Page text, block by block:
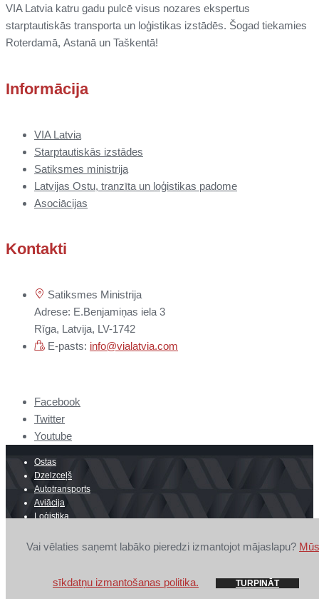
VIA Latvia katru gadu pulcē visus nozares ekspertus
starptautiskās transporta un loģistikas izstādēs. Šogad tiekamies
Roterdamā, Astanā un Taškentā!
Informācija
VIA Latvia
Starptautiskās izstādes
Satiksmes ministrija
Latvijas Ostu, tranzīta un loģistikas padome
Asociācijas
Kontakti
Satiksmes Ministrija
Adrese: E.Benjamiņas iela 3
Rīga, Latvija, LV-1742
E-pasts: info@vialatvia.com
Facebook
Twitter
Youtube
Ostas
Dzelzceļš
Autotransports
Aviācija
Loģistika
Robežšķērsošana
sekretariāts.Privātuma politika
Vai vēlaties saņemt labāko pieredzi izmantojot mājaslapu?
sīkdatņu izmantošanas politika. TURPINĀT